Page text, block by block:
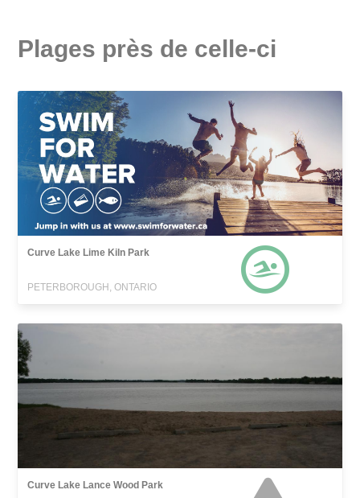
Plages près de celle-ci
Curve Lake Lime Kiln Park
PETERBOROUGH, ONTARIO
Curve Lake Lance Wood Park